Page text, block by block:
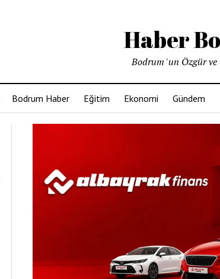
Haber
Bodrum 'un Özgür ve
Bodrum Haber Eğitim Ekonomi Gündem